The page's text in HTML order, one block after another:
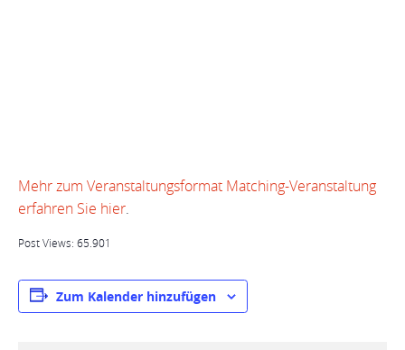
Mehr zum Veranstaltungsformat Matching-Veranstaltung
erfahren Sie hier.
Post Views: 65.901
Zum Kalender hinzufügen